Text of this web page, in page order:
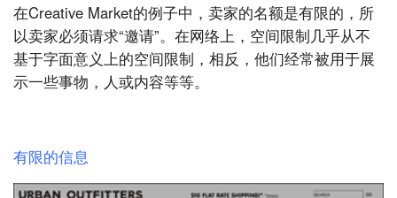
在Creative Market的例子中，卖家的名额是有限的，所
以卖家必须请求“邀请”。在网络上，空间限制几乎从不
基于字面意义上的空间限制，相反，他们经常被用于展
示一些事物，人或内容等等。
有限的信息